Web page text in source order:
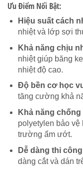
Ưu Điểm Nổi Bật:
Hiệu suất cách
nhiệt và lớp sợi
Khả năng chịu
nhiệt giúp băng
nhiệt độ cao.
Độ bền cơ học
tăng cường khả
Khả năng
polyetylen bảo vệ
trường ẩm ướt.
Dễ dàng thi
dàng cắt và dán